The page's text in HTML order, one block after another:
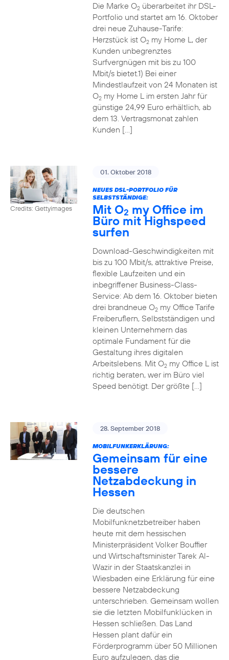
Die Marke O2überarbeitet ihr DSL-
Portfolio und startet am 16. Oktober
drei neue Zuhause-Tarife:
Herzstück ist O2my Home L, der
Kunden unbegrenztes
Surfvergnügen mit bis zu 100
Mbit/s bietet.1) Bei einer
Mindestlaufzeit von 24 Monaten ist
O2my Home L im ersten Jahr für
günstige 24,99 Euro erhältlich, ab
dem 13. Vertragsmonat zahlen
Kunden […]
Credits: Gettyimages
01. Oktober 2018
NEUES DSL-PORTFOLIO FÜR
SELBSTSTÄNDIGE:
Mit O2 my Office im
Büro mit Highspeed
surfen
Download-Geschwindigkeiten mit
bis zu 100 Mbit/s, attraktive Preise,
flexible Laufzeiten und ein
inbegriffener Business-Class-
Service: Ab dem 16. Oktober bieten
drei brandneue O2my Office Tarife
Freiberuflern, Selbstständigen und
kleinen Unternehmern das
optimale Fundament für die
Gestaltung ihres digitalen
Arbeitslebens. Mit O2my Office L ist
richtig beraten, wer im Büro viel
Speed benötigt. Der größte […]
28. September 2018
MOBILFUNKERKLÄRUNG:
Gemeinsam für eine
bessere
Netzabdeckung in
Hessen
Die deutschen
Mobilfunknetzbetreiber haben
heute mit dem hessischen
Ministerpräsident Volker Bouffier
und Wirtschaftsminister Tarek Al-
Wazir in der Staatskanzlei in
Wiesbaden eine Erklärung für eine
bessere Netzabdeckung
unterschrieben. Gemeinsam wollen
sie die letzten Mobilfunklücken in
Hessen schließen. Das Land
Hessen plant dafür ein
Förderprogramm über 50 Millionen
Euro aufzulegen, das die